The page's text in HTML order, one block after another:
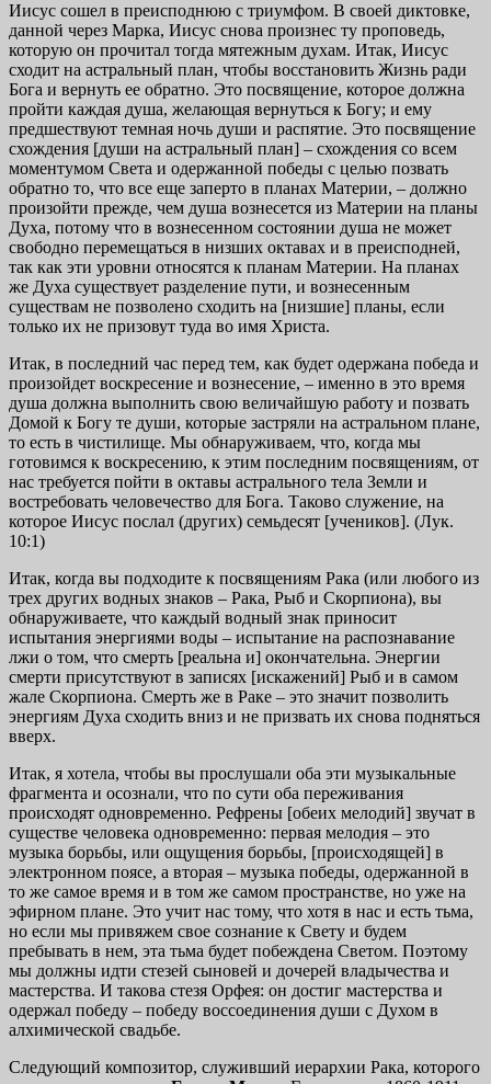
Иисус сошел в преисподнюю с триумфом. В своей диктовке,
данной через Марка, Иисус снова произнес ту проповедь,
которую он прочитал тогда мятежным духам. Итак, Иисус
сходит на астральный план, чтобы восстановить Жизнь ради
Бога и вернуть ее обратно. Это посвящение, которое должна
пройти каждая душа, желающая вернуться к Богу; и ему
предшествуют темная ночь души и распятие. Это посвящение
схождения [души на астральный план] – схождения со всем
моментумом Света и одержанной победы с целью позвать
обратно то, что все еще заперто в планах Материи, – должно
произойти прежде, чем душа вознесется из Материи на планы
Духа, потому что в вознесенном состоянии душа не может
свободно перемещаться в низших октавах и в преисподней,
так как эти уровни относятся к планам Материи. На планах
же Духа существует разделение пути, и вознесенным
существам не позволено сходить на [низшие] планы, если
только их не призовут туда во имя Христа.
Итак, в последний час перед тем, как будет одержана победа и
произойдет воскресение и вознесение, – именно в это время
душа должна выполнить свою величайшую работу и позвать
Домой к Богу те души, которые застряли на астральном плане,
то есть в чистилище. Мы обнаруживаем, что, когда мы
готовимся к воскресению, к этим последним посвящениям, от
нас требуется пойти в октавы астрального тела Земли и
востребовать человечество для Бога. Таково служение, на
которое Иисус послал (других) семьдесят [учеников]. (Лук.
10:1)
Итак, когда вы подходите к посвящениям Рака (или любого из
трех других водных знаков – Рака, Рыб и Скорпиона), вы
обнаруживаете, что каждый водный знак приносит
испытания энергиями воды – испытание на распознавание
лжи о том, что смерть [реальна и] окончательна. Энергии
смерти присутствуют в записях [искажений] Рыб и в самом
жале Скорпиона. Смерть же в Раке – это значит позволить
энергиям Духа сходить вниз и не призвать их снова подняться
вверх.
Итак, я хотела, чтобы вы прослушали оба эти музыкальные
фрагмента и осознали, что по сути оба переживания
происходят одновременно. Рефрены [обеих мелодий] звучат в
существе человека одновременно: первая мелодия – это
музыка борьбы, или ощущения борьбы, [происходящей] в
электронном поясе, а вторая – музыка победы, одержанной в
то же самое время и в том же самом пространстве, но уже на
эфирном плане. Это учит нас тому, что хотя в нас и есть тьма,
но если мы привяжем свое сознание к Свету и будем
пребывать в нем, эта тьма будет побеждена Светом. Поэтому
мы должны идти стезей сыновей и дочерей владычества и
мастерства. И такова стезя Орфея: он достиг мастерства и
одержал победу – победу воссоединения души с Духом в
алхимической свадьбе.
Следующий композитор, служивший иерархии Рака, которого